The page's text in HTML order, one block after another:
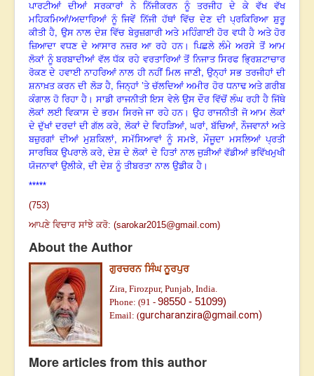
ਪਾਰਟੀਆਂ ਦੀਆਂ ਸਰਕਾਰਾਂ ਨੇ ਨਿੱਜੀਕਰਨ ਨੂੰ ਤਰਜੀਹ ਦੇ ਕੇ ਵੱਖ ਵੱਖ
ਮਹਿਕਮਿਆਂ/ਅਦਾਰਿਆਂ ਨੂੰ ਜਿਵੇਂ ਨਿੱਜੀ ਹੱਥਾਂ ਵਿੱਚ ਦੇਣ ਦੀ ਪ੍ਰਕਿਰਿਆ ਸ਼ੁਰੂ
ਕੀਤੀ ਹੈ, ਉਸ ਨਾਲ ਦੇਸ਼ ਵਿੱਚ ਬੇਰੁਜ਼ਗਾਰੀ ਅਤੇ ਮਹਿੰਗਾਈ ਹੋਰ ਵਧੀ ਹੈ ਅਤੇ ਹੋਰ
ਜ਼ਿਆਦਾ ਵਧਣ ਦੇ ਆਸਾਰ ਨਜ਼ਰ ਆ ਰਹੇ ਹਨ। ਪਿਛਲੇ ਲੰਮੇ ਅਰਸੇ ਤੋਂ ਆਮ
ਲੋਕਾਂ ਨੂੰ ਬਰਬਾਦੀਆਂ ਵੱਲ ਧੱਕ ਰਹੇ ਵਰਤਾਰਿਆਂ ਤੋਂ ਨਿਜਾਤ ਸਿਰਫ ਭ੍ਰਿਸ਼ਟਾਚਾਰ
ਰੋਕਣ ਦੇ ਹਵਾਈ ਨਾਹਰਿਆਂ ਨਾਲ ਹੀ ਨਹੀਂ ਮਿਲ ਜਾਣੀ,ਉਨ੍ਹਾਂ ਸਭ ਤਰਜੀਹਾਂ ਦੀ
ਸ਼ਨਾਖ਼ਤ ਕਰਨ ਦੀ ਲੋੜ ਹੈ, ਜਿਨ੍ਹਾਂ ’ਤੇ ਚੱਲਦਿਆਂ ਅਮੀਰ ਹੋਰ ਧਨਾਢ ਅਤੇ ਗਰੀਬ
ਕੰਗਾਲ ਹੋ ਰਿਹਾ ਹੈ। ਸਾਡੀ ਰਾਜਨੀਤੀ ਇਸ ਵੇਲੇ ਉਸ ਦੌਰ ਵਿੱਚੋਂ ਲੰਘ ਰਹੀ ਹੈ ਜਿੱਥੇ
ਲੋਕਾਂ ਲਈ ਵਿਕਾਸ ਦੇ ਭਰਮ ਸਿਰਜੇ ਜਾ ਰਹੇ ਹਨ। ਉਹ ਰਾਜਨੀਤੀ ਜੋ ਆਮ ਲੋਕਾਂ
ਦੇ ਦੁੱਖਾਂ ਦਰਦਾਂ ਦੀ ਗੱਲ ਕਰੇ, ਲੋਕਾਂ ਦੇ ਵਿਹੜਿਆਂ, ਘਰਾਂ, ਬੱਚਿਆਂ, ਨੌਜਵਾਨਾਂ ਅਤੇ
ਬਜ਼ੁਰਗਾਂ ਦੀਆਂ ਮੁਸ਼ਕਿਲਾਂ, ਸਮੱਸਿਆਵਾਂ ਨੂੰ ਸਮਝੇ, ਮੌਜੂਦਾ ਮਸਲਿਆਂ ਪ੍ਰਤੀ
ਸਾਰਥਿਕ ਉਪਰਾਲੇ ਕਰੇ,ਦੇਸ਼ ਦੇ ਲੋਕਾਂ ਦੇ ਹਿਤਾਂ ਨਾਲ ਜੁੜੀਆਂ ਵੱਡੀਆਂ ਭਵਿੱਖਮੁਖੀ
ਯੋਜਨਾਵਾਂ ਉਲੀਕੇ, ਦੀ ਦੇਸ਼ ਨੂੰ ਤੀਬਰਤਾ ਨਾਲ ਉਡੀਕ ਹੈ।
*****
(753)
ਆਪਣੇ ਵਿਚਾਰ ਸਾਂਝੇ ਕਰੋ: (sarokar2015@gmail.com)
About the Author
ਗੁਰਚਰਨ ਸਿੰਘ ਨੂਰਪੁਰ
Zira, Firozpur, Punjab, India.
Phone: (91 - 98550 - 51099)
Email: (gurcharanzira@gmail.com)
More articles from this author